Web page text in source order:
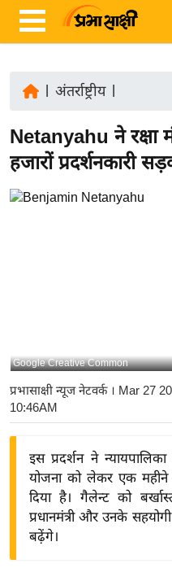
ज़ा
ख
ब
र
ष्ट्री
य
बि
द्यो
अंतर्राष्ट्रीय|
Netanyahu ने रक्षा
हजारों प्रदर्शनकारी
Google Creative Common
प्रभासाक्षी न्यूज नेटवर्क। Mar 27
10:46AM
इस प्रदर्शन ने
योजना को लेकर एक
दिया है। गैलेन्ट को
प्रधानमंत्री और उनके
बढ़ेंगे।